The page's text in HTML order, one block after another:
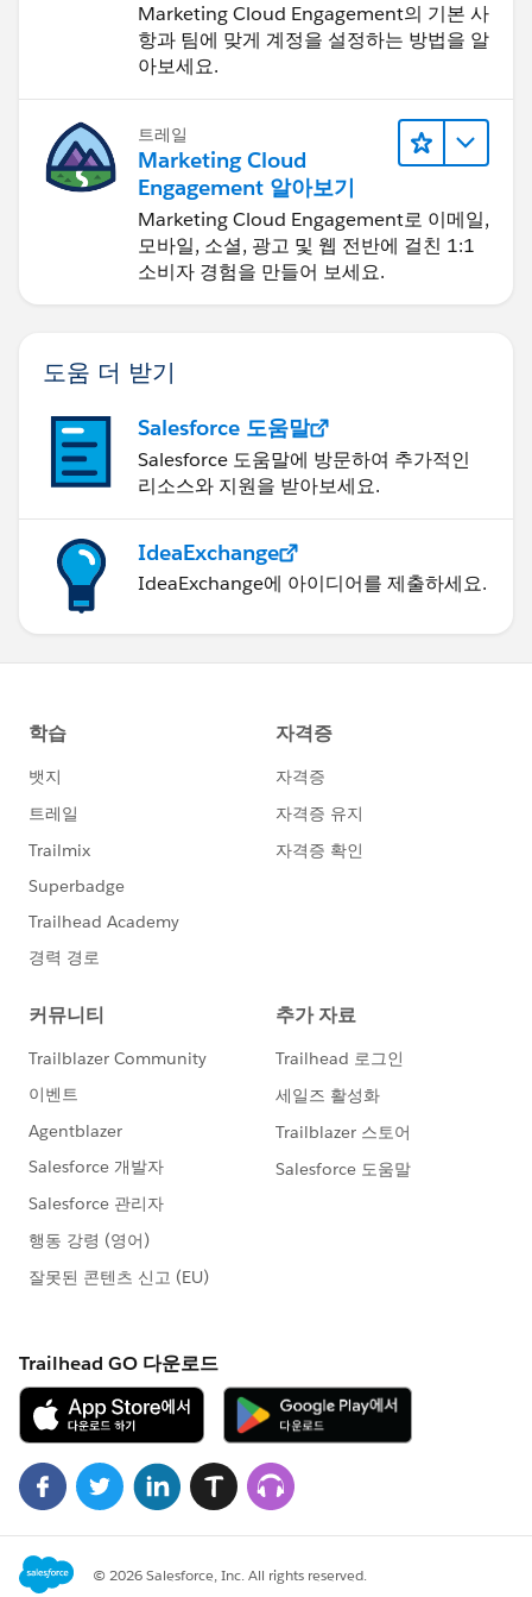
Marketing Cloud Engagement의 기본 사
항과 팀에 맞게 계정을 설정하는 방법을 알
아보세요.
트레일
Marketing Cloud
Engagement 알아보기
Marketing Cloud Engagement로 이메일,
모바일, 소셜, 광고 및 웹 전반에 걸친 1:1
소비자 경험을 만들어 보세요.
도움 더 받기
Salesforce 도움말
Salesforce 도움말에 방문하여 추가적인
리소스와 지원을 받아보세요.
IdeaExchange
IdeaExchange에 아이디어를 제출하세요.